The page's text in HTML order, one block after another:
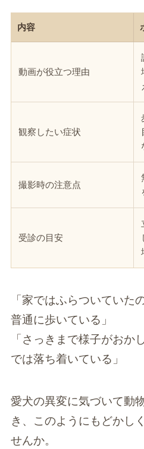
内容
動画が役立つ理由
観察したい症状
撮影時の注意点
受診の目安
「家ではふらついていた
普通に歩いている」
「さっきまで様子がおか
では落ち着いている」
愛犬の異変に気づいて動
き、このようにもどかし
せんか。